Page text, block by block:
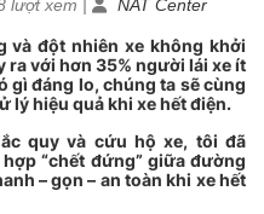
lượt xem | NAT Center
và đột nhiên xe không khởi
với hơn 35% người lái xe ít
gì đáng lo, chúng ta sẽ cùng
lý hiệu quả khi xe hết điện.
quy và cứu hộ xe, tôi đã
“chết đứng” giữa đường
– gọn – an toàn khi xe hết